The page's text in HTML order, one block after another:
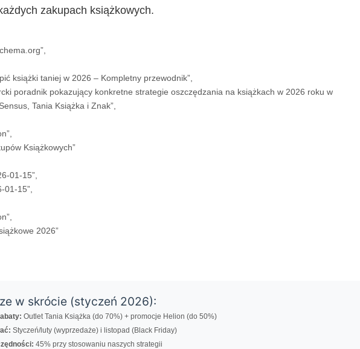
zakupach książkowych.
książki taniej w 2026 – Kompletny przewodnik”,
poradnik pokazujący konkretne strategie oszczędzania na książkach w 2026 roku w
Tania Książka i Znak”,
Książkowych”
01-15”,
01-15”,
2026”
w skrócie (styczeń 2026):
Outlet Tania Książka (do 70%) + promocje Helion (do 50%)
Styczeń/luty (wyprzedaże) i listopad (Black Friday)
45% przy stosowaniu naszych strategii